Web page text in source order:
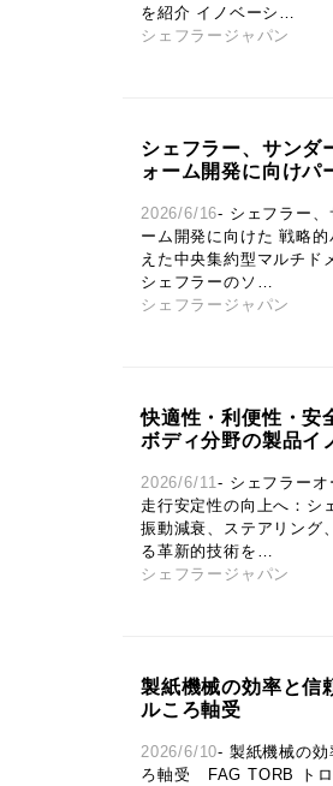
を紹介 イノベーシ…
シェフラージャパン
シェフラー、サンダ
ォーム開発に向けパ
2026/6/16- シェフラー、
ーム開発に向けた 戦略
えた中央集約型マルチド
シェフラーのソ…
シェフラージャパン
快適性・利便性・安
ボディ分野の製品イ
2026/6/11- シェフラーオ
走行安定性の向上へ：シ
振動減衰、ステアリング
る革新的技術を…
シェフラージャパン
製紙機械の効率と信
ルころ軸受
2026/6/10- 製紙機械の効
ろ軸受 FAG TORB トロ